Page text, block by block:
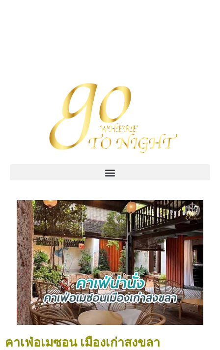
คาเฟ่อเมซอน เมืองเก่าสงขลา